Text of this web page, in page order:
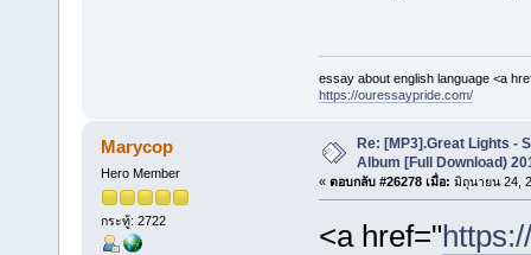
essay about english language <a
https://ouressaypride.com/
Marycop
Hero Member
กระทู้: 2722
Re: [MP3].Great Lights -
Album [Full Download)
« ตอบกลับ #26278 เมื่อ: มิถุนายน 24,
<a href="